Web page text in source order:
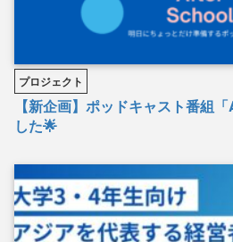
プロジェクト
【新企画】ポッドキャスト番組
した🌟